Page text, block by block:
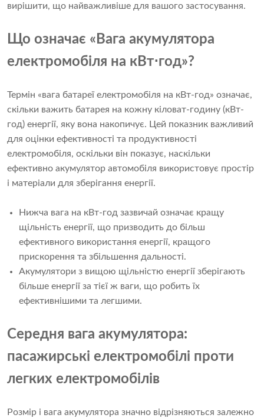
вирішити, що найважливіше для вашого застосування.
Що означає «Вага акумулятора
електромобіля на кВт⋅год»?
Термін «вага батареї електромобіля на кВт-год» означає,
скільки важить батарея на кожну кіловат-годину (кВт-
год) енергії, яку вона накопичує. Цей показник важливий
для оцінки ефективності та продуктивності
електромобіля, оскільки він показує, наскільки
ефективно акумулятор автомобіля використовує простір
і матеріали для зберігання енергії.
Нижча вага на кВт-год зазвичай означає кращу
щільність енергії, що призводить до більш
ефективного використання енергії, кращого
прискорення та збільшення дальності.
Акумулятори з вищою щільністю енергії зберігають
більше енергії за тієї ж ваги, що робить їх
ефективнішими та легшими.
Середня вага акумулятора:
пасажирські електромобілі проти
легких електромобілів
Розмір і вага акумулятора значно відрізняються залежно